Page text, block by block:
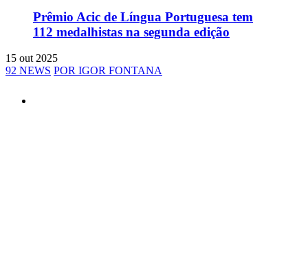
Prêmio Acic de Língua Portuguesa tem
112 medalhistas na segunda edição
15 out 2025
92 NEWS POR IGOR FONTANA